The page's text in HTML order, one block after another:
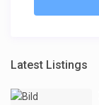
Latest Listings